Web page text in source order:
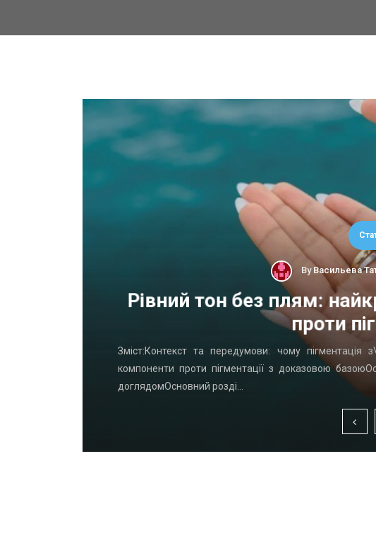
By Васильева
Рівний тон без плям:
проти
Зміст:Контекст та передумови: чому пігментація
компоненти проти пігментації з доказовою
доглядомОсновний розді…